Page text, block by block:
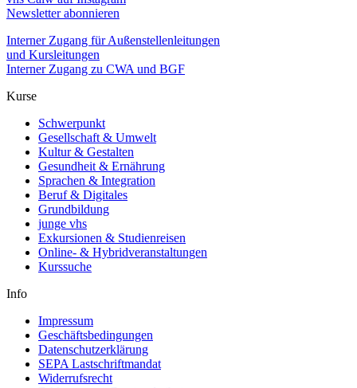
Newsletter abonnieren
Interner Zugang für Außenstellenleitungen
und Kursleitungen
Interner Zugang zu CWA und BGF
Kurse
Schwerpunkt
Gesellschaft & Umwelt
Kultur & Gestalten
Gesundheit & Ernährung
Sprachen & Integration
Beruf & Digitales
Grundbildung
junge vhs
Exkursionen & Studienreisen
Online- & Hybridveranstaltungen
Kurssuche
Info
Impressum
Geschäftsbedingungen
Datenschutzerklärung
SEPA Lastschriftmandat
Widerrufsrecht